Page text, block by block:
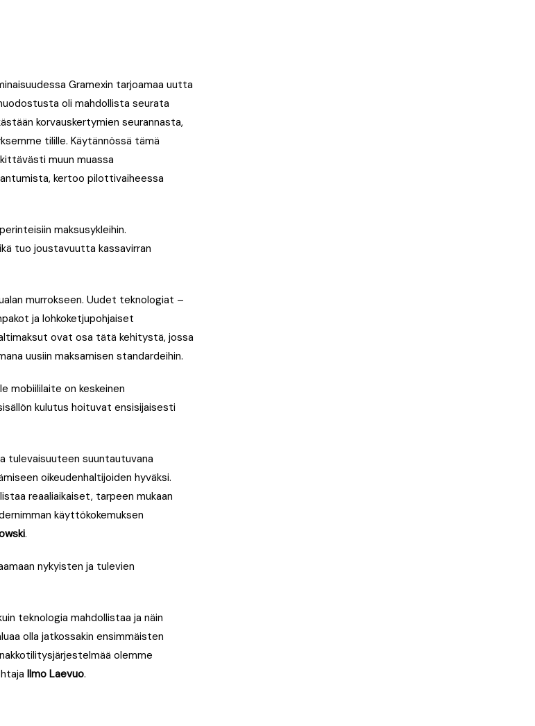
Gramexin tarjoamaa uutta
oli mahdollista seurata
korvauskertymien seurannasta,
tilille. Käytännössä tämä
muun muassa
kertoo pilottivaiheessa
maksusykleihin.
tuo joustavuutta kassavirran
murrokseen. Uudet teknologiat –
ja lohkoketjupohjaiset
ovat osa tätä kehitystä, jossa
uusiin maksamisen standardeihin.
mobiililaite on keskeinen
kulutus hoituvat ensisijaisesti
tulevaisuuteen suuntautuvana
oikeudenhaltijoiden hyväksi.
reaaliaikaiset, tarpeen mukaan
käyttökokemuksen
.
nykyisten ja tulevien
teknologia mahdollistaa ja näin
olla jatkossakin ensimmäisten
olemme
Ilmo Laevuo.